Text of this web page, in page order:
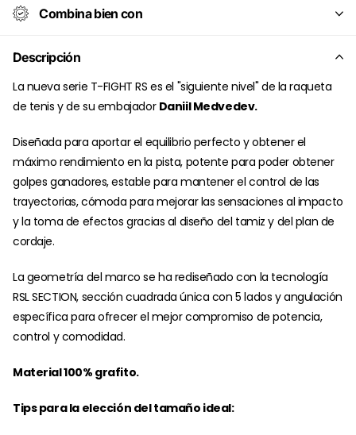
Combina bien con
Descripción
La nueva serie T-FIGHT RS es el "siguiente nivel" de la raqueta
de tenis y de su embajador Daniil Medvedev.
Diseñada para aportar el equilibrio perfecto y obtener el
máximo rendimiento en la pista, potente para poder obtener
golpes ganadores, estable para mantener el control de las
trayectorias, cómoda para mejorar las sensaciones al impacto
y la toma de efectos gracias al diseño del tamiz y del plan de
cordaje.
La geometría del marco se ha rediseñado con la tecnología
RSL SECTION, sección cuadrada única con 5 lados y angulación
específica para ofrecer el mejor compromiso de potencia,
control y comodidad.
Material 100% grafito.
Tips para la elección del tamaño ideal: